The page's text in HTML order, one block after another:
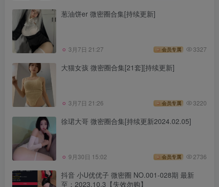
葱油饼er 微密圈合集[持续更新]
3月7日 21:27 会员专属 3327
大猫女孩 微密圈合集[21套][持续更新]
3月7日 21:26 会员专属 3220
徐珺大哥 微密圈合集[持续更新2024.02.05]
9月30日 15:02 会员专属 2736
抖音 小U优优子 微密圈 NO.001-028期 最新
至：2023.10.3【失效勿购】